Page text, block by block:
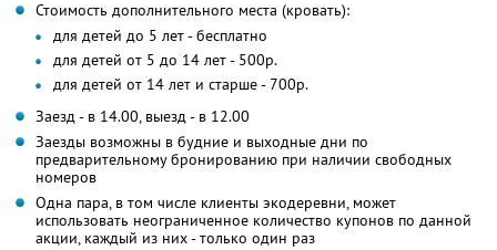
Стоимость дополнительного места (кровать):
для детей до 5 лет - бесплатно
для детей от 5 до 14 лет - 500р.
для детей от 14 лет и старше - 700р.
Заезд - в 14.00, выезд - в 12.00
Заезды возможны в будние и выходные дни по
предварительному бронированию при наличии свободных
номеров
Одна пара, в том числе клиенты экодеревни, может
использовать неограниченное количество купонов по данной
акции, каждый из них - только один раз